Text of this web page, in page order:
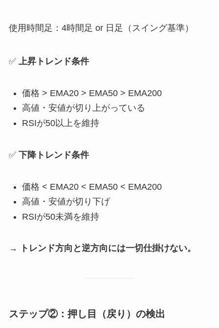
使用時間足：4時間足 or 日足（スイング基準）
✅ 上昇トレンド条件
価格 > EMA20 > EMA50 > EMA200
高値・安値が切り上がっている
RSIが50以上を維持
✅ 下降トレンド条件
価格 < EMA20 < EMA50 < EMA200
高値・安値が切り下げ
RSIが50未満を維持
→ トレンド方向と逆方向には一切仕掛けない。
ステップ②：押し目（戻り）の検出